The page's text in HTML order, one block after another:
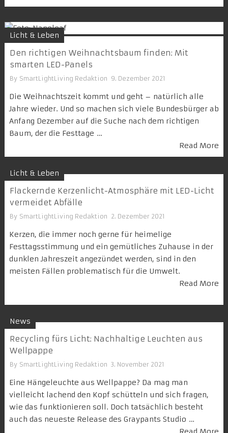
Licht & Leben
Den richtigen Weihnachtsbaum finden: Mit
smarten LED-Panels
By SmartLightLiving Redaktion 9. Dezember 2021
Die Weihnachtszeit kommt und geht – natürlich alle
Jahre wieder. Und so machen sich viele Bundesbürger ab
Anfang Dezember auf die Suche nach dem richtigen
Baum, der die Festtage …
Read More
Licht & Leben
Flackernde Kerzenlicht-Atmosphäre mit LED-Licht
vermeidet Abfälle
By SmartLightLiving Redaktion 2. Dezember 2021
Kerzen, die immer noch gerne für heimelige
Festtagsstimmung und ein gemütliches Zuhause in der
dunklen Jahreszeit angezündet werden, sind in den
meisten Fällen problematisch für die Umwelt.
Read More
News
Recycling fürs Licht: Nachhaltige Leuchten aus
Wellpappe
By SmartLightLiving Redaktion 3. November 2021
Eine Hängeleuchte aus Wellpappe? Da mag man
vielleicht lachend den Kopf schütteln und sich fragen,
wie das funktionieren soll. Doch tatsächlich besteht
auch das neueste Release des Graypants Studio …